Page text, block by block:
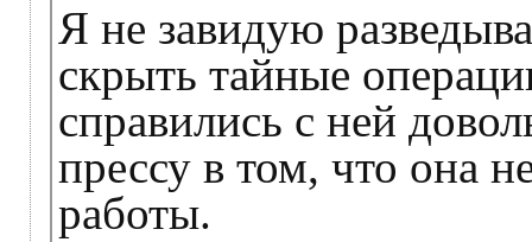
Я не завидую
скрыть тайные
справились с ней
прессу в том, что она
работы.